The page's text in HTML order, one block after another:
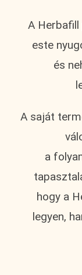
A Herbafill
este
és
A saját
a
hogy a
legyen,